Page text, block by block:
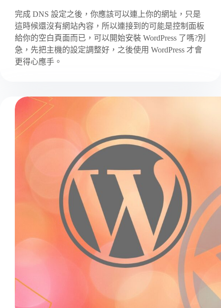
完成 DNS 設定之後，你應該可以連上你的網址，只是
這時候還沒有網站內容，所以連接到的可能是控制面板
給你的空白頁面而已，可以開始安裝 WordPress 了嗎?別
急，先把主機的設定調整好，之後使用 WordPress 才會
更得心應手。